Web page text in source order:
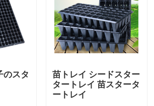
のスタ
苗トレイ シードスター
タートレイ 苗スタータ
ートレイ